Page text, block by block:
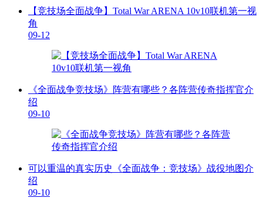
【竞技场全面战争】Total War ARENA 10v10联机第一视
角
09-12
《全面战争竞技场》阵营有哪些？各阵营传奇指挥官介
绍
09-10
可以重温的真实历史《全面战争：竞技场》战役地图介
绍
09-10